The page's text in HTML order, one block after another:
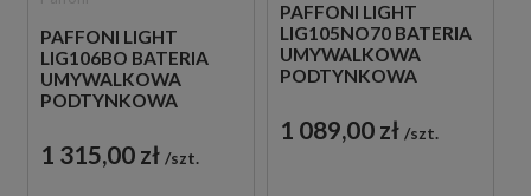
PAFFONI LIGHT
LIG106BO BATERIA
UMYWALKOWA
PODTYNKOWA
BIAŁA
1 315,00 zł szt.
PAFFONI LIGHT
LIG105NO70 BATERIA
UMYWALKOWA
PODTYNKOWA
CZARNA
1 089,00 zł szt.